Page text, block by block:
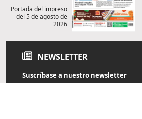
Portada del impreso
del 5 de agosto de
2026
NEWSLETTER
Suscríbase a nuestro newsletter
Reciba diariamente información de